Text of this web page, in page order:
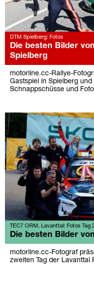
DTM Spielberg: Fotos
Die besten Bilder
Spielberg
motorline.cc-Rallye-
Gastspiel in Spielberg
Schnappschüsse und
TEC7 ORM, Lavanttal: Fotos Tag
Die besten Bilder
motorline.cc-Fotograf
zweiten Tag der Lavanttal